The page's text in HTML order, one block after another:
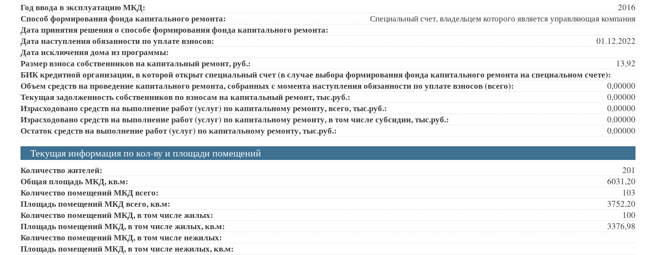
Год ввода в эксплуатацию МКД: 2016
Способ формирования фонда капитального ремонта: Специальный счет, владельцем которого является управляющая компания
Дата принятия решения о способе формирования фонда капитального ремонта:
Дата наступления обязанности по уплате взносов:
01.12.2022
Дата исключения дома из программы:
Размер взноса собственников на капитальный ремонт, руб.:
13,92
БИК кредитной организации, в которой открыт специальный счет (в случае выбора формирования фонда капитального ремонта на специальном счете):
Объем средств на проведение капитального ремонта, собранных с момента наступления обязанности по уплате взносов (всего):
0,00000
Текущая задолженность собственников по взносам на капитальный ремонт, тыс.руб.: 0,00000
Израсходовано средств на выполнение работ (услуг) по капитальному ремонту, всего, тыс.руб.: 0,00000
Израсходовано средств на выполнение работ (услуг) по капитальному ремонту, в том числе субсидии, тыс.руб.: 0,00000
Остаток средств на выполнение работ (услуг) по капитальному ремонту, тыс.руб.: 0,00000
Текущая информация по кол-ву и площади помещений
Количество жителей: 201
Общая площадь МКД, кв.м: 6031,20
Количество помещений МКД всего: 103
Площадь помещений МКД всего, кв.м: 3752,20
Количество помещений МКД, в том числе жилых: 100
Площадь помещений МКД, в том числе жилых, кв.м: 3376,98
Количество помещений МКД, в том числе нежилых:
Площадь помещений МКД, в том числе нежилых, кв.м: